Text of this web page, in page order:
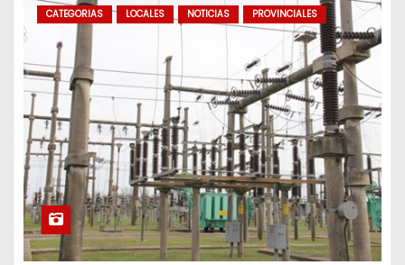
CATEGORIAS LOCALES NOTICIAS PROVINCIALES